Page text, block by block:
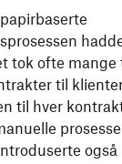
tok ofte mange
til
til hver
også